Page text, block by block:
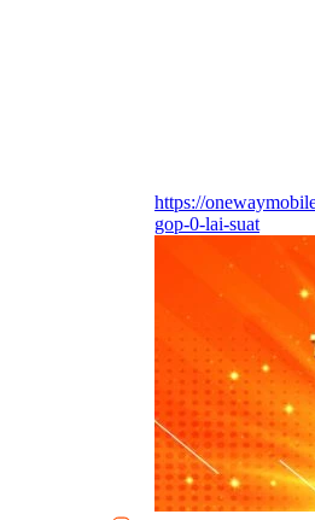
https://
gop-0-lai-suat